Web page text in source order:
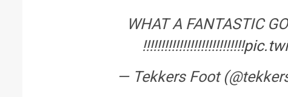
WHAT A FANTASTIC
!!!!!!!!!!!!!!!!!!!!!!!!!!!!
— Tekkers Foot